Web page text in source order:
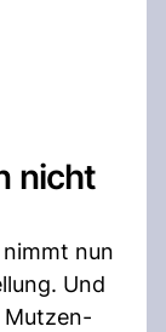
nicht
nun
Und
Mutzen-